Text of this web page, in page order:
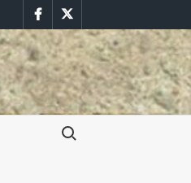
FacebookTwitter
Buscar: